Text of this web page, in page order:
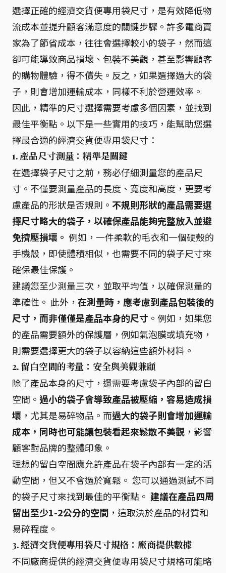
選擇正確的經濟交貨便專用袋尺寸，是有效降低物
流成本並提升顧客滿意度的關鍵步驟。許多電商賣
家為了節省成本，往往會選擇較小的袋子，然而這
卻可能導致商品損壞、包裝不美觀，甚至影響顧客
的購物體驗，得不償失。反之，如果選擇過大的袋
子，則會增加運輸成本，同樣不利於營運效率。
因此，精準的尺寸選擇需要考慮多個因素，並找到
最佳平衡點。以下是一些實用的技巧，能幫助您選
擇最合適的經濟交貨便專用袋尺寸：
1. 產品尺寸測量：精準是關鍵
在選擇袋子尺寸之前，務必仔細測量您的產品尺
寸。不僅要測量產品的長度、寬度和高度，更要考
慮產品的形狀是否規則。 不規則形狀的產品需要選
擇尺寸略大的袋子，以確保產品能夠完整放入並避
免擠壓損壞。 例如，一件柔軟的毛衣和一個硬殼的
手機殼，即使體積相似，也需要不同的袋子尺寸來
確保最佳保護。
建議您至少測量三次，並取平均值，以確保測量的
準確性。 此外， 在測量時，應考慮到產品包裝後的
尺寸，而非僅僅是產品本身的尺寸 。例如，如果您
的產品需要額外的保護層，例如氣泡膜或填充物，
則需要選擇更大的袋子以容納這些額外材料。
2. 留白空間的考量：安全與美觀兼顧
除了產品本身的尺寸，還需要考慮袋子內部的留白
空間。 過小的袋子會導致產品被壓縮，容易造成損
壞 ，尤其是易碎物品。而過大的袋子則會增加運輸
成本，同時也可能讓包裝看起來鬆散不美觀 ，影響
顧客對品牌的整體印象。
理想的留白空間應允許產品在袋子內部有一定的活
動空間，但又不會過於寬鬆。 您可以通過測試不同
的袋子尺寸來找到最佳的平衡點。 建議在產品四周
留出至少1-2公分的空間 ，這取決於產品的材質和
易碎程度。
3. 經濟交貨便專用袋尺寸規格：廠商提供數據
不同廠商提供的經濟交貨便專用袋尺寸規格可能略